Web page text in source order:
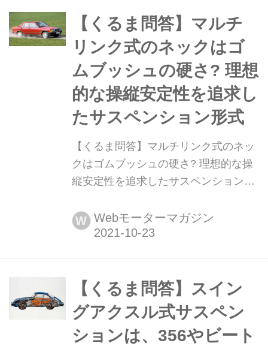
も重要な工夫として多くの車種に採用
されている。縁の下の力持ちのような
その機構を解説しよう。
【くるま問答】マルチ
リンク式のネックはゴ
ムブッシュの硬さ? 理想
的な操縦安定性を追求し
たサスペンション形式
【くるま問答】マルチリンク式のネッ
クはゴムブッシュの硬さ? 理想的な操
縦安定性を追求したサスペンション形
れているサスペンション形式がマルチ
リンク式だ。メーカーによって5リン
で理想のサスペンションの動きを追求
したものと言える。
W Webモーターマガジン
【くるま問答】スイン
グアクスル式サスペン
ションは、356やビート